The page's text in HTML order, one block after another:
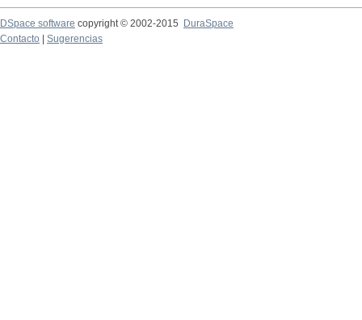
DSpace software copyright © 2002-2015
DuraSpace
Contacto
Sugerencias